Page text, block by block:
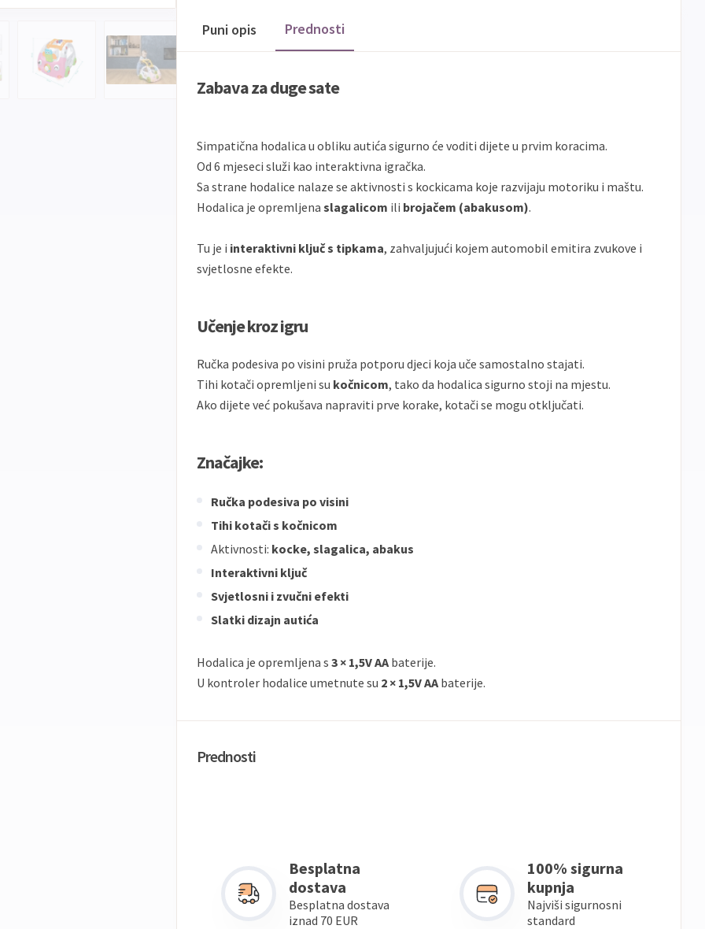
Puni opis Prednosti
Zabava za duge sate
Simpatična hodalica u obliku autića sigurno će voditi dijete u prvim koracima.
Od 6 mjeseci služi kao interaktivna igračka.
Sa strane hodalice nalaze se aktivnosti s kockicama koje razvijaju motoriku i maštu.
Hodalica je opremljena slagalicom ili brojačem (abakusom).
Tu je i interaktivni ključ s tipkama, zahvaljujući kojem automobil emitira zvukove i
svjetlosne efekte.
Učenje kroz igru
Ručka podesiva po visini pruža potporu djeci koja uče samostalno stajati.
Tihi kotači opremljeni su kočnicom, tako da hodalica sigurno stoji na mjestu.
Ako dijete već pokušava napraviti prve korake, kotači se mogu otključati.
Značajke:
Ručka podesiva po visini
Tihi kotači s kočnicom
Aktivnosti: kocke, slagalica, abakus
Interaktivni ključ
Svjetlosni i zvučni efekti
Slatki dizajn autića
Hodalica je opremljena s 3 × 1,5V AA baterije.
U kontroler hodalice umetnute su 2 × 1,5V AA baterije.
Prednosti
Besplatna
dostava
Besplatna dostava
iznad 70 EUR
100% sigurna
kupnja
Najviši sigurnosni
standard